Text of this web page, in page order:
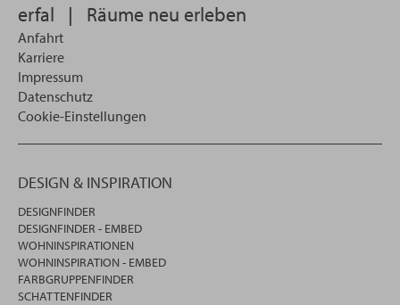
erfal | Räume neu erleben
Anfahrt
Karriere
Impressum
Datenschutz
Cookie-Einstellungen
DESIGN & INSPIRATION
DESIGNFINDER
DESIGNFINDER - EMBED
WOHNINSPIRATIONEN
WOHNINSPIRATION - EMBED
FARBGRUPPENFINDER
SCHATTENFINDER